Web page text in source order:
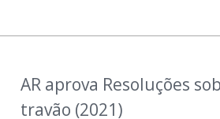
AR aprova Resoluções
travão (2021)